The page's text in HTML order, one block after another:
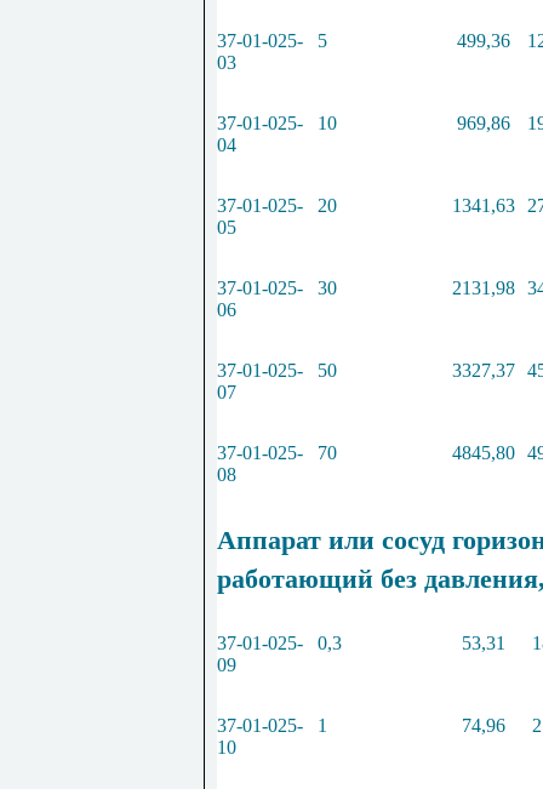
37-01-025-
03
5 499,36
37-01-025-
04
10 969,86
37-01-025-
05
20 1341,63
37-01-025-
06
30 2131,98
37-01-025-
07
50 3327,37
37-01-025-
08
70 4845,80
Аппарат или сосуд
работающий без
37-01-025-
09
0,3 53,31
37-01-025-
10
1 74,96